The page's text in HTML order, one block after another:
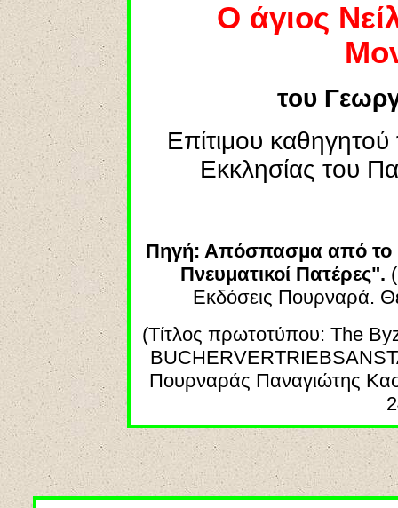
Ο άγιος
του
Επίτιμου καθηγητού
Εκκλησίας του
Πηγή: Απόσπασμα από το
Πνευματικοί Πατέρες".
Εκδόσεις Πουρναρά.
(Τίτλος πρωτοτύπου: The
Πουρναράς Παναγιώτης